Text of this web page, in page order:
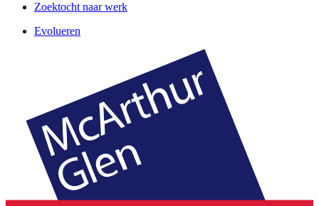
Zoektocht naar werk
Evolueren